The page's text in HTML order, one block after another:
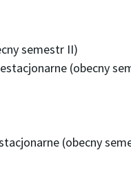
semestr II)
(obecny
(obecny